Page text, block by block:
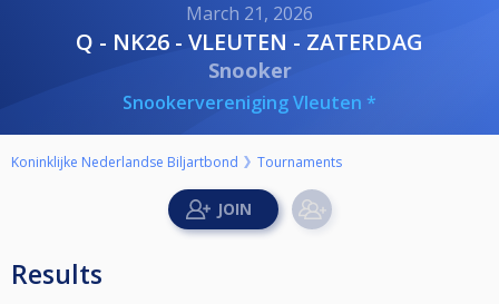
March 21, 2026
Q - NK26 - VLEUTEN - ZATERDAG
Snooker
Snookervereniging Vleuten *
Koninklijke Nederlandse Biljartbond Tournaments
Results